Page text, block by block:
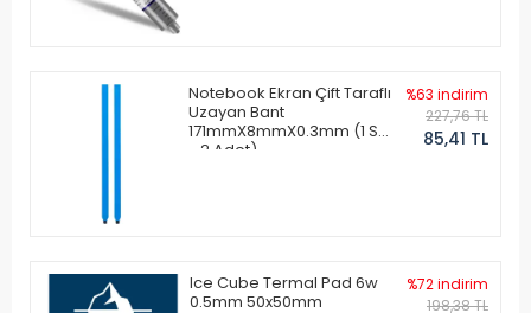
Notebook Ekran Çift Taraflı
Uzayan Bant
171mmX8mmX0.3mm (1 Set
- 2 Adet)
%63 indirim
227,76 TL
85,41 TL
Ice Cube Termal Pad 6w
0.5mm 50x50mm
%72 indirim
198,38 TL